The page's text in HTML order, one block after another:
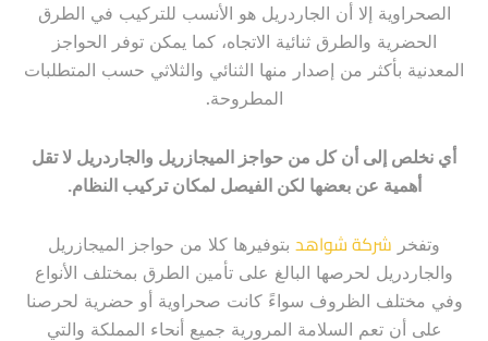
الصحراوية إلا أن الجاردريل هو الأنسب للتركيب في الطرق
الحضرية والطرق ثنائية الاتجاه، كما يمكن توفر الحواجز
المعدنية بأكثر من إصدار منها الثنائي والثلاثي حسب المتطلبات
المطروحة.
أي نخلص إلى أن كل من حواجز الميجازريل والجاردريل لا تقل
أهمية عن بعضها لكن الفيصل لمكان تركيب النظام.
وتفخر شركة شواهد بتوفيرها كلا من حواجز الميجازريل
والجاردريل لحرصها البالغ على تأمين الطرق بمختلف الأنواع
وفي مختلف الظروف سواءً كانت صحراوية أو حضرية لحرصنا
على أن تعم السلامة المرورية جميع أنحاء المملكة والتي